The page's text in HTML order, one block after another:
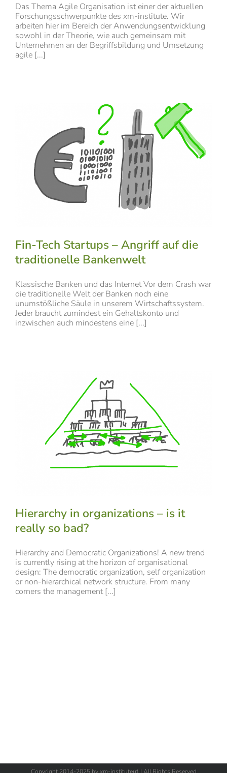
Das Thema Agile Organisation ist einer der aktuellen
Forschungsschwerpunkte des xm-institute. Wir
arbeiten hier im Bereich der Anwendungsentwicklung
sowohl in der Theorie, wie auch gemeinsam mit
Unternehmen an der Begriffsbildung und Umsetzung
agile [...]
Fin-Tech Startups – Angriff auf die
traditionelle Bankenwelt
Klassische Banken und das Internet Vor dem Crash war
die traditionelle Welt der Banken noch eine
unumstößliche Säule in unserem Wirtschaftssystem.
Jeder braucht zumindest ein Gehaltskonto und
inzwischen auch mindestens eine [...]
Hierarchy in organizations – is it
really so bad?
Hierarchy and Democratic Organizations! A new trend
is currently rising at the horizon of organisational
design: The democratic organization, self organization
or non-hierarchical network structure. From many
corners the management [...]
Copyright 2014-2025 by xm-institute(r) | All Rights Reserved